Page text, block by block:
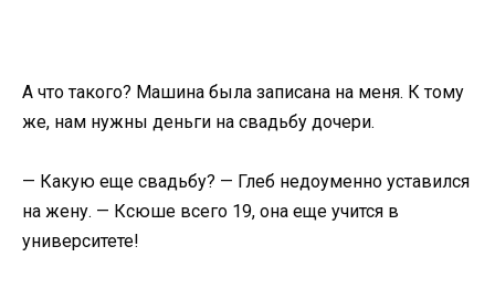
А что такого? Машина была записана на меня. К тому
же, нам нужны деньги на свадьбу дочери.
— Какую еще свадьбу? — Глеб недоуменно уставился
на жену. — Ксюше всего 19, она еще учится в
университете!